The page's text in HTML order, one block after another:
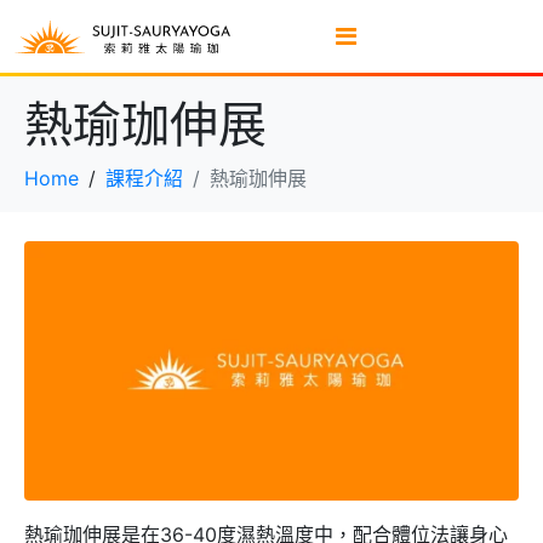
熱瑜珈伸展
Home 課程介紹 熱瑜珈伸展
熱瑜珈伸展是在36-40度濕熱溫度中，配合體位法讓身心